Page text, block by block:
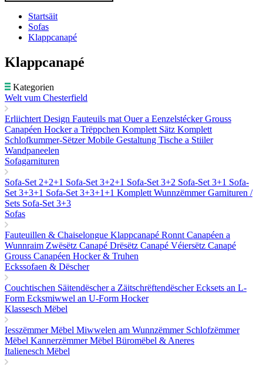
Startsäit
Sofas
Klappcanapé
Klappcanapé
Kategorien
Welt vum Chesterfield
Erliichtert Design Fauteuils mat Ouer a EenzelstéckerGrouss
Canapéen Hocker a Trëppchen Komplett Sätz Komplett
Schlofkummer-SëtzerMobile Gestaltung Tische a Stiiler
Wandpaneelen
Sofagarnituren
Sofa-Set 2+2+1 Sofa-Set 3+2+1 Sofa-Set 3+2 Sofa-Set 3+1 Sofa-
Set 3+3+1 Sofa-Set 3+3+1+1 Komplett Wunnzëmmer Garnituren /
Sets Sofa-Set 3+3
Sofas
Fauteuillen & Chaiselongue Klappcanapé Ronnt Canapéen a
Wunnraim Zwësëtz Canapé Drësëtz Canapé Véiersëtz Canapé
Grouss Canapéen Hocker & Truhen
Eckssofaen & Dëscher
Couchtischen Säitendëscher a ZäitschrëftendëscherEcksets an L-
Form Ecksmiwwel an U-Form Hocker
Klassesch Mëbel
Iesszëmmer Mëbel Miwwelen am Wunnzëmmer Schlofzëmmer
Mëbel Kannerzëmmer Mëbel Büromëbel & Aneres
Italienesch Mëbel